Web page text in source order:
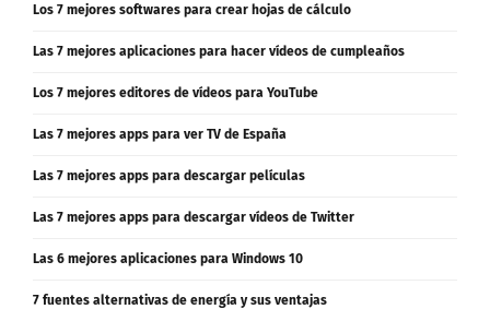
Los 7 mejores softwares para crear hojas de cálculo
Las 7 mejores aplicaciones para hacer vídeos de cumpleaños
Los 7 mejores editores de vídeos para YouTube
Las 7 mejores apps para ver TV de España
Las 7 mejores apps para descargar películas
Las 7 mejores apps para descargar vídeos de Twitter
Las 6 mejores aplicaciones para Windows 10
7 fuentes alternativas de energía y sus ventajas